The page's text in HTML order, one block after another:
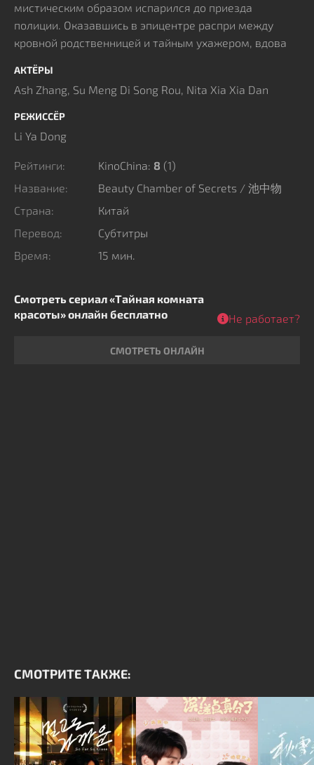
мистическим образом испарился до приезда
полиции. Оказавшись в эпицентре распри между
кровной родственницей и тайным ухажером, вдова
Постепенно наружу вылезают факты изощренной
неверности и застарелых обид. Родственный круг
рушится под лавиной взаимных обвинений, обнажая
коварные замыслы заговорщиков. Каждому
причастному к содеянному злодеянию предстоит
сполна расплатиться за былые грехи, ведь
неотвратимое возмездие уже близко.
АКТЁРЫ
Ash Zhang, Su Meng Di Song Rou, Nita Xia Xia Dan
РЕЖИССЁР
Li Ya Dong
Рейтинги: KinoChina: 8 (1)
Название:
Beauty Chamber of Secrets / 池中物
Страна:
Китай
Перевод:
Субтитры
Время:
15 мин.
Смотреть сериал «Тайная комната
красоты» онлайн бесплатно
СМОТРЕТЬ ОНЛАЙН
Не работает?
СМОТРИТЕ ТАКЖЕ: